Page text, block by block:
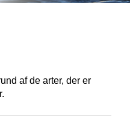
af de arter, der er